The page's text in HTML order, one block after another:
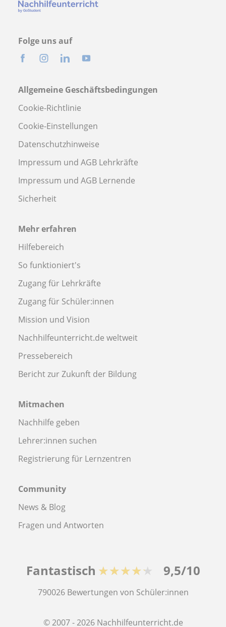
Folge uns auf
Allgemeine Geschäftsbedingungen
Cookie-Richtlinie
Cookie-Einstellungen
Datenschutzhinweise
Impressum und AGB Lehrkräfte
Impressum und AGB Lernende
Sicherheit
Mehr erfahren
Hilfebereich
So funktioniert's
Zugang für Lehrkräfte
Zugang für Schüler:innen
Mission und Vision
Nachhilfeunterricht.de weltweit
Pressebereich
Bericht zur Zukunft der Bildung
Mitmachen
Nachhilfe geben
Lehrer:innen suchen
Registrierung für Lernzentren
Community
News & Blog
Fragen und Antworten
Fantastisch ★★★★★ 9,5/10
790026 Bewertungen von Schüler:innen
© 2007 - 2026 Nachhilfeunterricht.de